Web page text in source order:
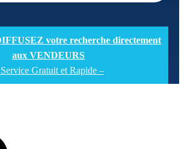
votre recherche directement
aux VENDEURS
Gratuit et Rapide –